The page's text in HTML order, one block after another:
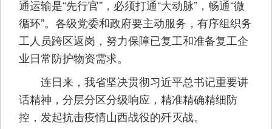
通运输是“先行官”，必须打通“大动脉”，畅通“微
循环”。各级党委和政府要主动服务，有序组织务
工人员跨区返岗，努力保障已复工和准备复工企
业日常防护物资需求。
连日来，我省坚决贯彻习近平总书记重要讲
话精神，分层分区分级响应，精准精确精细防
控，发起抗击疫情山西战役的歼灭战。